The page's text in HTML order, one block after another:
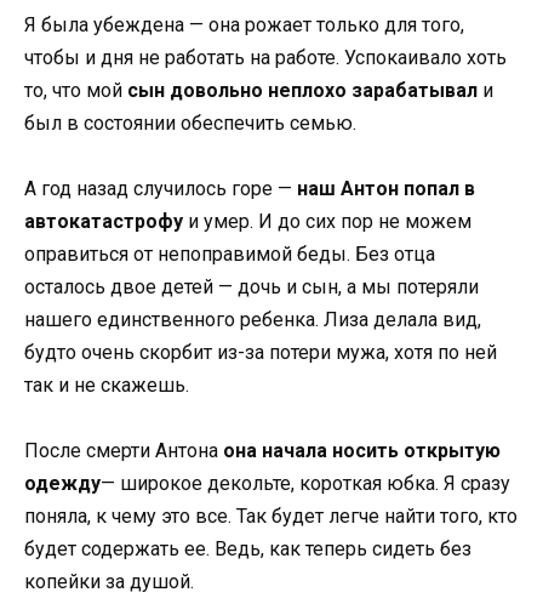
Я была убеждена — она рожает только для того,
чтобы и дня не работать на работе. Успокаивало хоть
то, что мой сын довольно неплохо зарабатывал и
был в состоянии обеспечить семью.
А год назад случилось горе — наш Антон попал в
автокатастрофу и умер. И до сих пор не можем
оправиться от непоправимой беды. Без отца
осталось двое детей — дочь и сын, а мы потеряли
нашего единственного ребенка. Лиза делала вид,
будто очень скорбит из-за потери мужа, хотя по ней
так и не скажешь.
После смерти Антона она начала носить открытую
одежду— широкое декольте, короткая юбка. Я сразу
поняла, к чему это все. Так будет легче найти того, кто
будет содержать ее. Ведь, как теперь сидеть без
копейки за душой.